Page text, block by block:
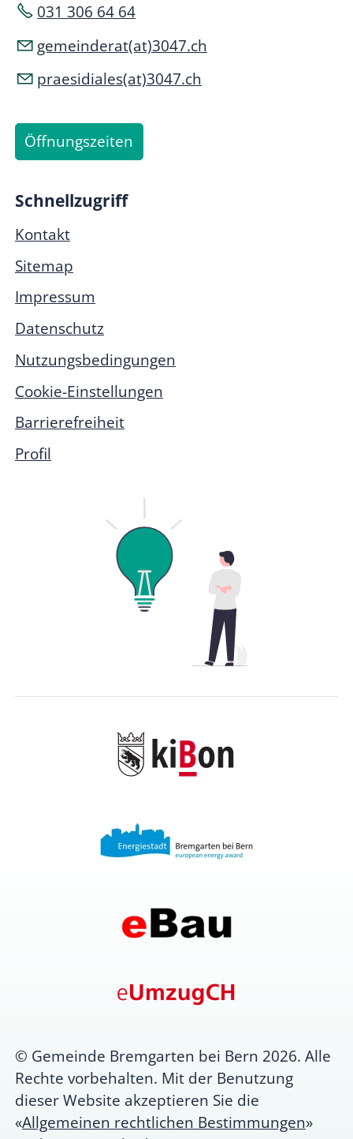
031 306 64 64
gemeinderat(at)3047.ch
praesidiales(at)3047.ch
Öffnungszeiten
Schnellzugriff
Kontakt
Sitemap
Impressum
Datenschutz
Nutzungsbedingungen
Cookie-Einstellungen
Barrierefreiheit
Profil
© Gemeinde Bremgarten bei Bern 2026. Alle
Rechte vorbehalten. Mit der Benutzung
dieser Website akzeptieren Sie die
«Allgemeinen rechtlichen Bestimmungen»